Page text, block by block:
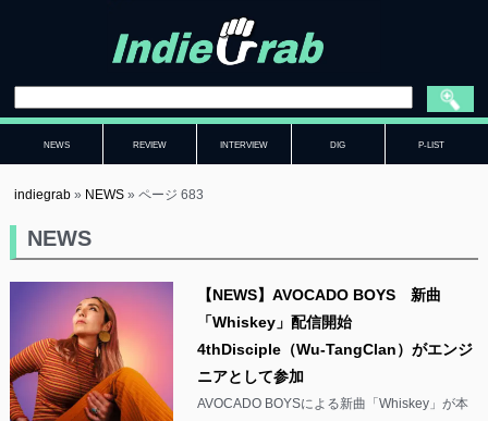
NEWS REVIEW INTERVIEW DIG P-LIST
indiegrab » NEWS »ページ 683
NEWS
【NEWS】AVOCADO BOYS 新曲
「Whiskey」配信開始
4thDisciple（Wu-TangClan）がエンジ
ニアとして参加
AVOCADO BOYSによる新曲「Whiskey」が本